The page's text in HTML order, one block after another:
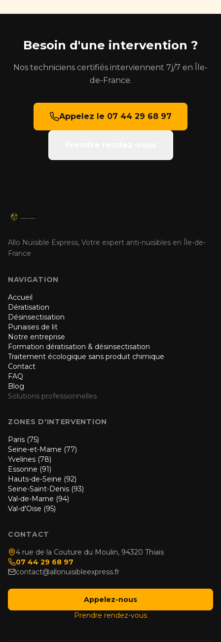
problème réapparaît, nous revenons sans frais
Besoin d'une intervention ?
Nos techniciens certifiés interviennent 7j/7 en Île-
de-France.
Appelez le 07 44 29 68 97
Allo Nuisible Express, Votre expert anti-nuisibles en Île-de-
France
NAVIGATION
Accueil
Dératisation
Désinsectisation
Punaises de lit
Notre entreprise
Formation dératisation & désinsectisation
Traitement écologique sans produit chimique
Contact
FAQ
Blog
Solutions professionnelles
ZONES D'INTERVENTION
Paris (75)
Seine-et-Marne (77)
Yvelines (78)
Essonne (91)
Hauts-de-Seine (92)
Seine-Saint-Denis (93)
Val-de-Marne (94)
Val-d'Oise (95)
CONTACT
4 rue de la Couture du Moulin, 94320 Thiais
07 44 29 68 97
contact@allonuisibleexpress.fr
Appelez-nous
Prendre rendez-vous